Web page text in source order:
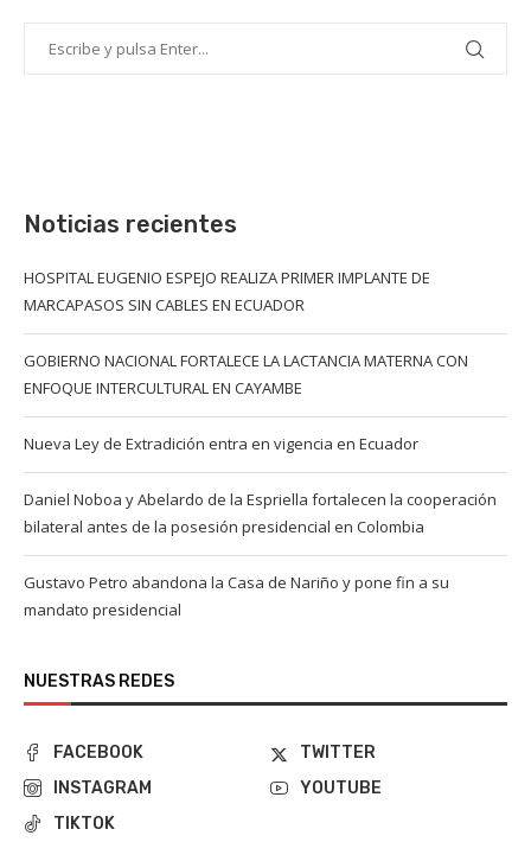
Noticias recientes
HOSPITAL EUGENIO ESPEJO REALIZA PRIMER IMPLANTE DE
MARCAPASOS SIN CABLES EN ECUADOR
GOBIERNO NACIONAL FORTALECE LA LACTANCIA MATERNA CON
ENFOQUE INTERCULTURAL EN CAYAMBE
Nueva Ley de Extradición entra en vigencia en Ecuador
Daniel Noboa y Abelardo de la Espriella fortalecen la cooperación
bilateral antes de la posesión presidencial en Colombia
Gustavo Petro abandona la Casa de Nariño y pone fin a su
mandato presidencial
NUESTRAS REDES
FACEBOOK
TWITTER
INSTAGRAM
YOUTUBE
TIKTOK